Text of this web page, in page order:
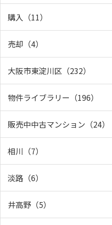
購入（11）
売却（4）
大阪市東淀川区（232）
物件ライブラリー（196）
販売中中古マンション（24）
相川（7）
淡路（6）
井高野（5）